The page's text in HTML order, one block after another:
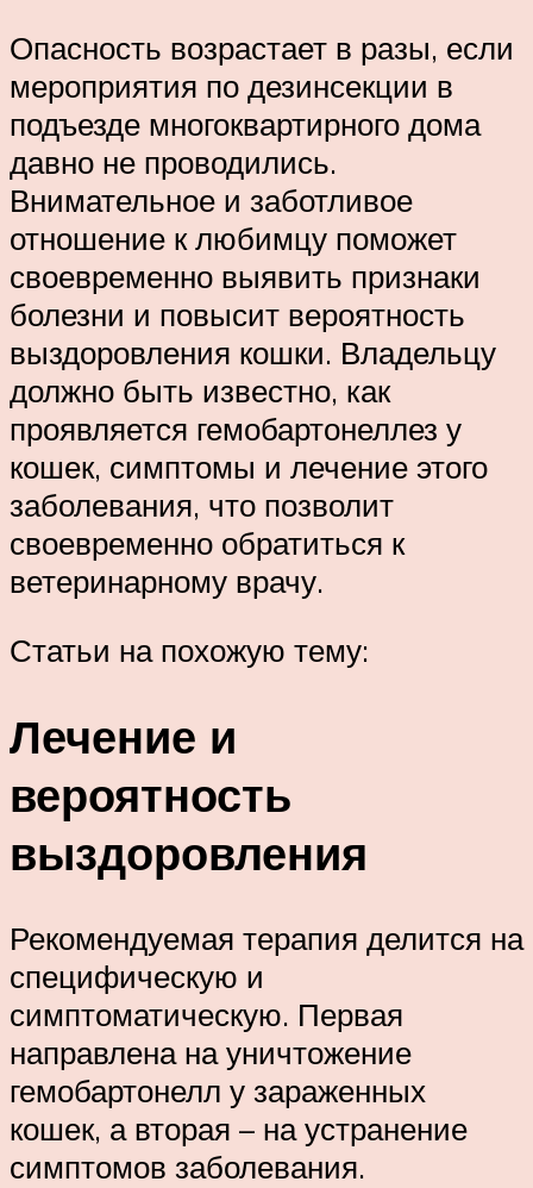
Опасность возрастает в разы, если
мероприятия по дезинсекции в
подъезде многоквартирного дома
давно не проводились.
Внимательное и заботливое
отношение к любимцу поможет
своевременно выявить признаки
болезни и повысит вероятность
выздоровления кошки. Владельцу
должно быть известно, как
проявляется гемобартонеллез у
кошек, симптомы и лечение этого
заболевания, что позволит
своевременно обратиться к
ветеринарному врачу.
Статьи на похожую тему:
Лечение и
вероятность
выздоровления
Рекомендуемая терапия делится на
специфическую и
симптоматическую. Первая
направлена на уничтожение
гемобартонелл у зараженных
кошек, а вторая – на устранение
симптомов заболевания.